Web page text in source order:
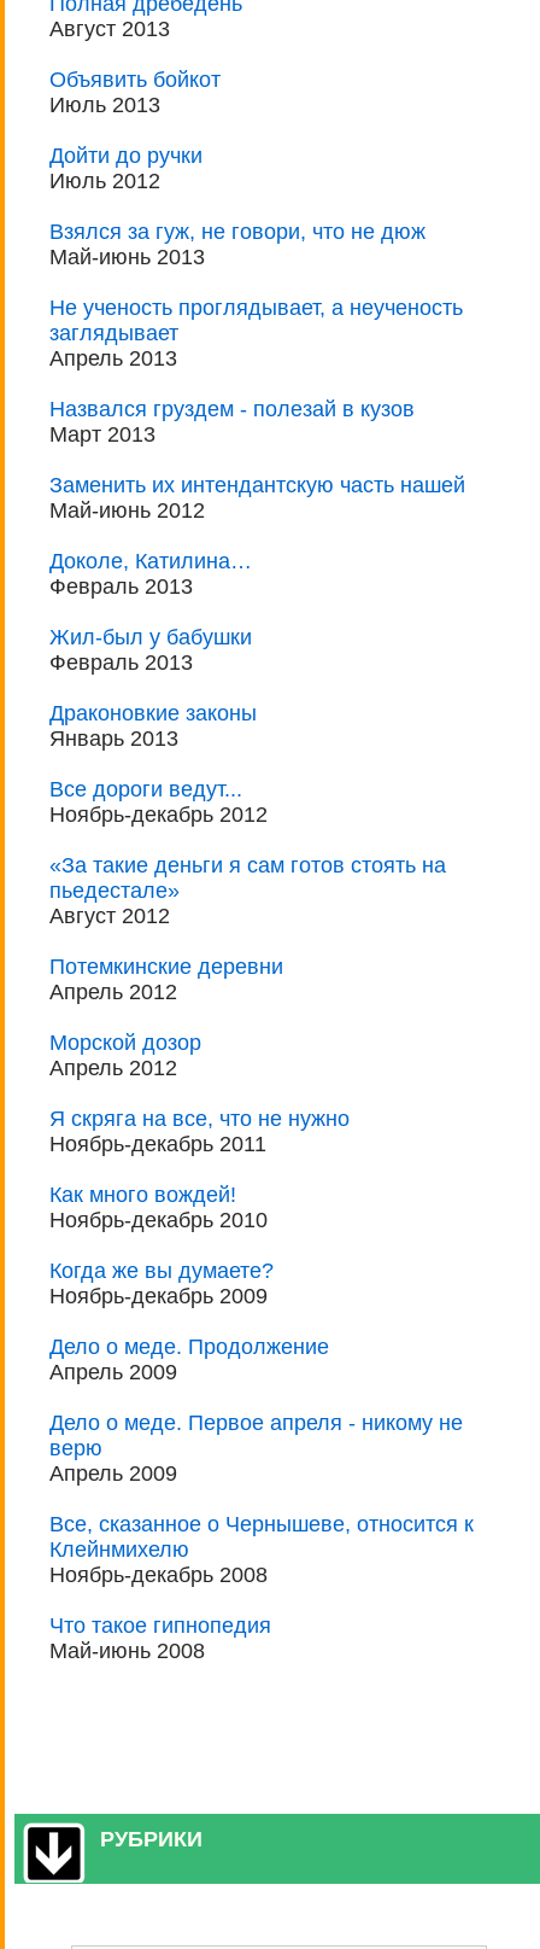
Август 2013
Объявить бойкот
Июль 2013
Дойти до ручки
Июль 2012
Взялся за гуж, не говори, что не дюж
Май-июнь 2013
Не ученость проглядывает, а неученость
заглядывает
Апрель 2013
Назвался груздем - полезай в кузов
Март 2013
Заменить их интендантскую часть нашей
Май-июнь 2012
Доколе, Катилина…
Февраль 2013
Жил-был у бабушки
Февраль 2013
Драконовкие законы
Январь 2013
Все дороги ведут...
Ноябрь-декабрь 2012
«За такие деньги я сам готов стоять на
пьедестале»
Август 2012
Потемкинские деревни
Апрель 2012
Морской дозор
Апрель 2012
Я скряга на все, что не нужно
Ноябрь-декабрь 2011
Как много вождей!
Ноябрь-декабрь 2010
Когда же вы думаете?
Ноябрь-декабрь 2009
Дело о меде. Продолжение
Апрель 2009
Дело о меде. Первое апреля - никому не
верю
Апрель 2009
Все, сказанное о Чернышеве, относится к
Клейнмихелю
Ноябрь-декабрь 2008
Что такое гипнопедия
Май-июнь 2008
РУБРИКИ